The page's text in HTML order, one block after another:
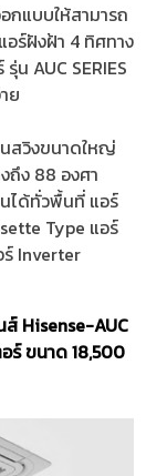
กแบบให้สามารถ
ร์ฝังฝ้า 4 ทิศทาง
น AUC SERIES
ย
สวิงขนาดใหญ่
ถึง 88 องศา
นได้ทั่วพื้นที่ แอร์
Type แอร์
ร์ Inverter
ส์ Hisense-AUC
ร์ ขนาด 18,500